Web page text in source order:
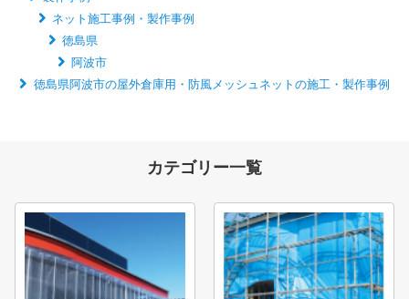
ネット施工事例・製作事例
徳島県
阿波市
徳島県阿波市の屋外倉庫用・防風メッシュネットの施工・製作事例
カテゴリー一覧